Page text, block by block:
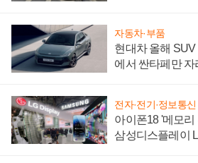
자동차·부품
현대차 올해
에서 싼타페만 자
전자·전기·정보통신
아이폰18 '메모
삼성디스플레이